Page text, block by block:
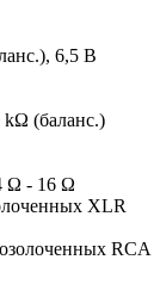
6,5 В
(баланс.)
Ω - 16 Ω
XLR
RCA